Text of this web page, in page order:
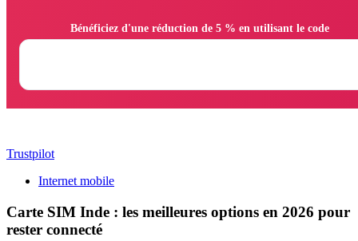
Trustpilot
Internet mobile
Carte SIM Inde : les meilleures options en 2026 pour
rester connecté